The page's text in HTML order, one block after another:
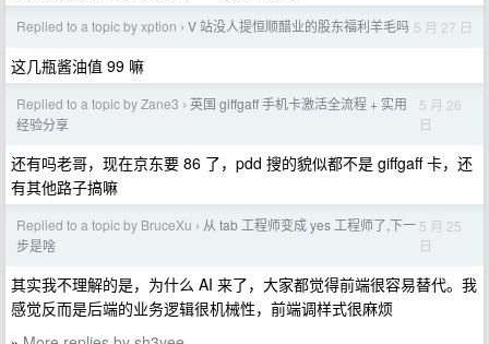
Replied to a topic by xption › V 站没人提恒顺醋业的股东福利羊毛吗 5 月 27 日
这几瓶酱油值 99 嘛
Replied to a topic by Zane3 › 英国 giffgaff 手机卡激活全流程 + 实用
经验分享
5 月 26
日
还有吗老哥，现在京东要 86 了，pdd 搜的貌似都不是 giffgaff 卡，还
有其他路子搞嘛
Replied to a topic by BruceXu › 从 tab 工程师变成 yes 工程师了,下一
步是啥
5 月 25
日
其实我不理解的是，为什么 AI 来了，大家都觉得前端很容易替代。我
感觉反而是后端的业务逻辑很机械性，前端调样式很麻烦